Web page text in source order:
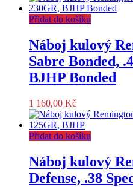
Přidat do košíku
Náboj kulový
Sabre Bonded,
BJHP Bonded
1 160,00 Kč
Přidat do košíku
Náboj kulový
Defense, .38